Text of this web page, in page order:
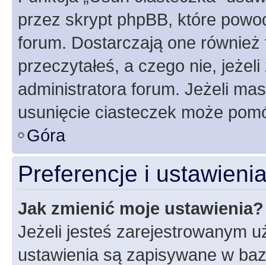
przez skrypt phpBB, które
forum. Dostarczają one
przeczytałeś, a czego nie,
administratora forum. Jeżeli
usunięcie ciasteczek może
Góra
Preferencje i
Jak zmienić moje ustawienia?
Jeżeli jesteś zarejestrowanym
ustawienia są zapisywane w